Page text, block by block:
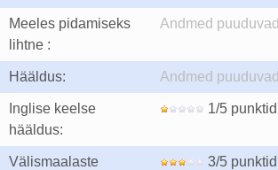
Meeles pidamiseks
lihtne :
Andmed puuduvad
Hääldus: Andmed puuduvad
Inglise keelse
hääldus:
1/5 punktid
Välismaalaste
3/5 punktid